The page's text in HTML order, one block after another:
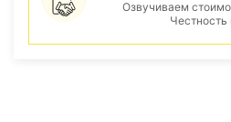
Озвучиваем
Честность